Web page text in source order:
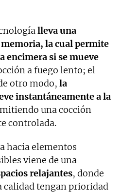
lleva una
la cual permite
encimera si se mueve
a fuego lento; el
otro modo, la
instantáneamente a la
una cocción
controlada.
hacia elementos
viene de una
relajantes, donde
calidad tengan prioridad